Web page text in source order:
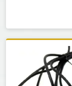
事前にブラン
錬金堂は家具
用品、アウト
んなジャンル